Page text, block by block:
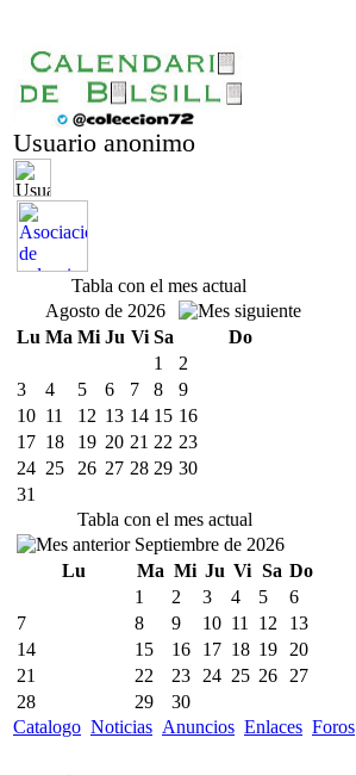
Usuario anonimo
Tabla con el mes actual
Agosto de 2026
Lu Ma Mi Ju Vi Sa
Do
1
2
3
4 5 6 7 8
9
10 11 12 13 14 15 16
17 18 19 20 21 22 23
24 25 26 27 28 29 30
31
Tabla con el mes actual
Septiembre de 2026
Lu
Ma Mi Ju Vi Sa Do
1
2 3 4 5
6
7
8 9 10 11 12
13
14
15 16 17 18 19
20
21
22 23 24 25 26
27
28
29
30
Catalogo Noticias Anuncios Enlaces Foros